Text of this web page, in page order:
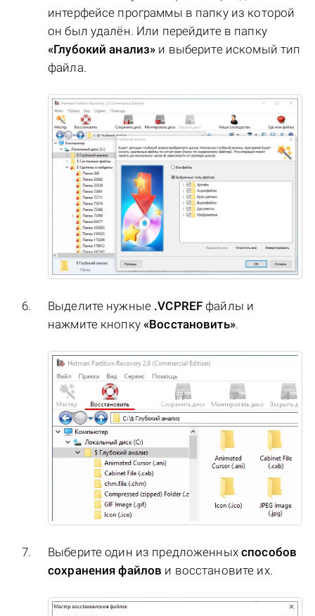
интерфейсе программы в папку из которой
он был удалён. Или перейдите в папку
«Глубокий анализ» и выберите искомый тип
файла.
Выделите нужные .VCPREF файлы и
нажмите кнопку «Восстановить».
Выберите один из предложенных способов
сохранения файлов и восстановите их.